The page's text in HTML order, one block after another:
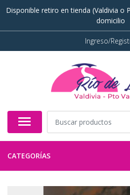
Disponible retiro en tienda (Valdivia o
domicilio
Ingreso/
CATEGORÍAS